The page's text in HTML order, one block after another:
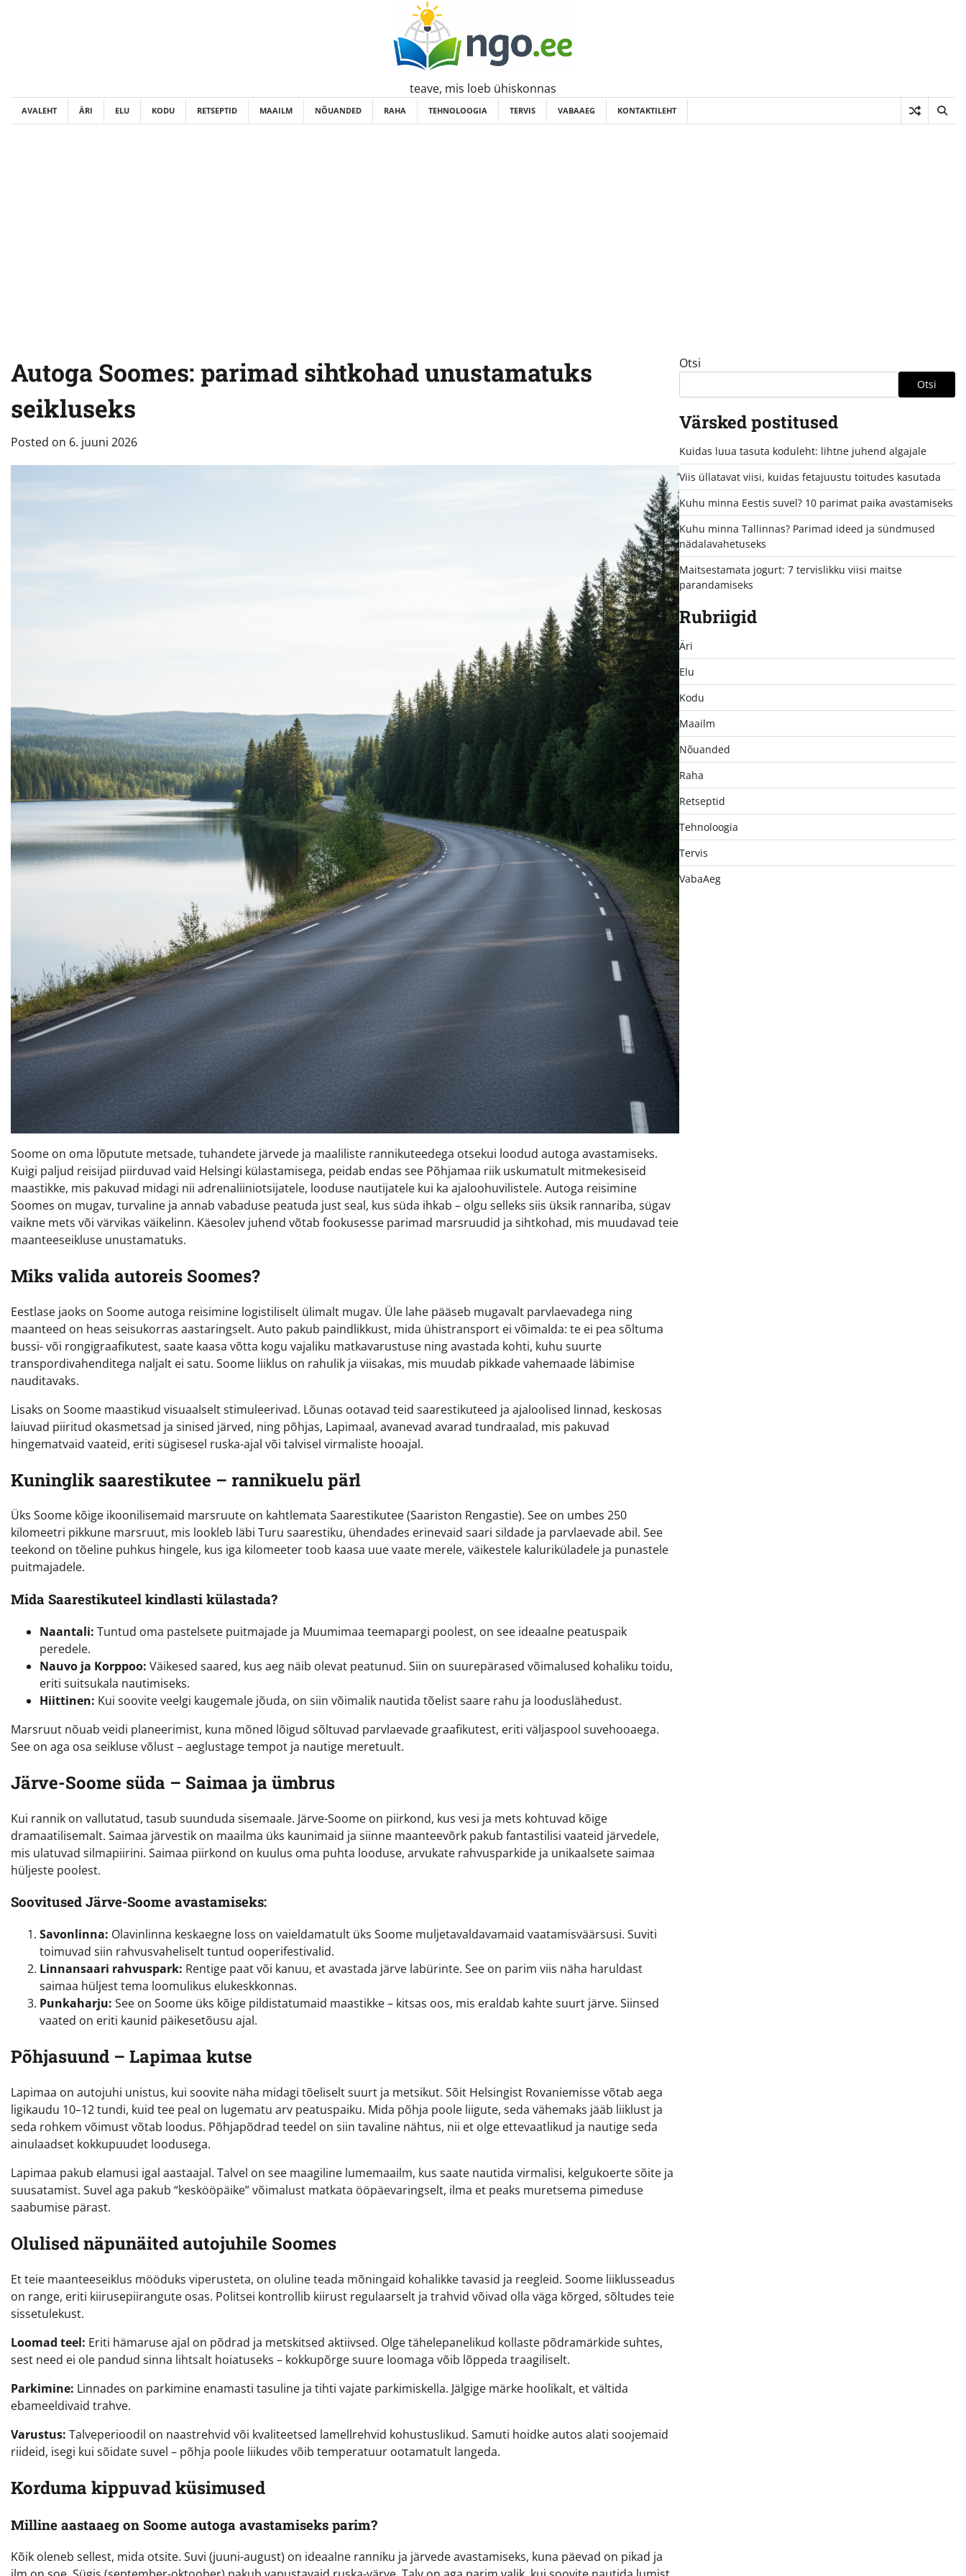
teave, mis loeb ühiskonnas
AVALEHT ÄRI ELU KODU RETSEPTID MAAILM NÕUANDED RAHA TEHNOLOOGIA TERVIS VABAAEG KONTAKTILEHT
Autoga Soomes: parimad sihtkohad unustamatuks
seikluseks
Posted on 6. juuni 2026
Soome on oma lõputute metsade, tuhandete järvede ja maaliliste rannikuteedega otsekui loodud autoga avastamiseks.
Kuigi paljud reisijad piirduvad vaid Helsingi külastamisega, peidab endas see Põhjamaa riik uskumatult mitmekesiseid
maastikke, mis pakuvad midagi nii adrenaliiniotsijatele, looduse nautijatele kui ka ajaloohuvilistele. Autoga reisimine
Soomes on mugav, turvaline ja annab vabaduse peatuda just seal, kus süda ihkab – olgu selleks siis üksik rannariba, sügav
vaikne mets või värvikas väikelinn. Käesolev juhend võtab fookusesse parimad marsruudid ja sihtkohad, mis muudavad teie
maanteeseikluse unustamatuks.
Miks valida autoreis Soomes?
Eestlase jaoks on Soome autoga reisimine logistiliselt ülimalt mugav. Üle lahe pääseb mugavalt parvlaevadega ning
maanteed on heas seisukorras aastaringselt. Auto pakub paindlikkust, mida ühistransport ei võimalda: te ei pea sõltuma
bussi- või rongigraafikutest, saate kaasa võtta kogu vajaliku matkavarustuse ning avastada kohti, kuhu suurte
transpordivahenditega naljalt ei satu. Soome liiklus on rahulik ja viisakas, mis muudab pikkade vahemaade läbimise
nauditavaks.
Lisaks on Soome maastikud visuaalselt stimuleerivad. Lõunas ootavad teid saarestikuteed ja ajaloolised linnad, keskosas
laiuvad piiritud okasmetsad ja sinised järved, ning põhjas, Lapimaal, avanevad avarad tundraalad, mis pakuvad
hingematvaid vaateid, eriti sügisesel ruska-ajal või talvisel virmaliste hooajal.
Kuninglik saarestikutee – rannikuelu pärl
Üks Soome kõige ikoonilisemaid marsruute on kahtlemata Saarestikutee (Saariston Rengastie). See on umbes 250
kilomeetri pikkune marsruut, mis lookleb läbi Turu saarestiku, ühendades erinevaid saari sildade ja parvlaevade abil. See
teekond on tõeline puhkus hingele, kus iga kilomeeter toob kaasa uue vaate merele, väikestele kaluriküladele ja punastele
puitmajadele.
Mida Saarestikuteel kindlasti külastada?
Naantali: Tuntud oma pastelsete puitmajade ja Muumimaa teemapargi poolest, on see ideaalne peatuspaik
peredele.
Nauvo ja Korppoo: Väikesed saared, kus aeg näib olevat peatunud. Siin on suurepärased võimalused kohaliku toidu,
eriti suitsukala nautimiseks.
Hiittinen: Kui soovite veelgi kaugemale jõuda, on siin võimalik nautida tõelist saare rahu ja looduslähedust.
Marsruut nõuab veidi planeerimist, kuna mõned lõigud sõltuvad parvlaevade graafikutest, eriti väljaspool suvehooaega.
See on aga osa seikluse võlust – aeglustage tempot ja nautige meretuult.
Järve-Soome süda – Saimaa ja ümbrus
Kui rannik on vallutatud, tasub suunduda sisemaale. Järve-Soome on piirkond, kus vesi ja mets kohtuvad kõige
dramaatilisemalt. Saimaa järvestik on maailma üks kaunimaid ja siinne maanteevõrk pakub fantastilisi vaateid järvedele,
mis ulatuvad silmapiirini. Saimaa piirkond on kuulus oma puhta looduse, arvukate rahvusparkide ja unikaalsete saimaa
hüljeste poolest.
Soovitused Järve-Soome avastamiseks:
Savonlinna: Olavinlinna keskaegne loss on vaieldamatult üks Soome muljetavaldavamaid vaatamisväärsusi. Suviti
toimuvad siin rahvusvaheliselt tuntud ooperifestivalid.
Linnansaari rahvuspark: Rentige paat või kanuu, et avastada järve labürinte. See on parim viis näha haruldast
saimaa hüljest tema loomulikus elukeskkonnas.
Punkaharju: See on Soome üks kõige pildistatumaid maastikke – kitsas oos, mis eraldab kahte suurt järve. Siinsed
vaated on eriti kaunid päikesetõusu ajal.
Põhjasuund – Lapimaa kutse
Lapimaa on autojuhi unistus, kui soovite näha midagi tõeliselt suurt ja metsikut. Sõit Helsingist Rovaniemisse võtab aega
ligikaudu 10–12 tundi, kuid tee peal on lugematu arv peatuspaiku. Mida põhja poole liigute, seda vähemaks jääb liiklust ja
seda rohkem võimust võtab loodus. Põhjapõdrad teedel on siin tavaline nähtus, nii et olge ettevaatlikud ja nautige seda
ainulaadset kokkupuudet loodusega.
Lapimaa pakub elamusi igal aastaajal. Talvel on see maagiline lumemaailm, kus saate nautida virmalisi, kelgukoerte sõite ja
suusatamist. Suvel aga pakub “keskööpäike” võimalust matkata ööpäevaringselt, ilma et peaks muretsema pimeduse
saabumise pärast.
Olulised näpunäited autojuhile Soomes
Et teie maanteeseiklus mööduks viperusteta, on oluline teada mõningaid kohalikke tavasid ja reegleid. Soome liiklusseadus
on range, eriti kiirusepiirangute osas. Politsei kontrollib kiirust regulaarselt ja trahvid võivad olla väga kõrged, sõltudes teie
sissetulekust.
Loomad teel: Eriti hämaruse ajal on põdrad ja metskitsed aktiivsed. Olge tähelepanelikud kollaste põdramärkide suhtes,
sest need ei ole pandud sinna lihtsalt hoiatuseks – kokkupõrge suure loomaga võib lõppeda traagiliselt.
Parkimine: Linnades on parkimine enamasti tasuline ja tihti vajate parkimiskella. Jälgige märke hoolikalt, et vältida
ebameeldivaid trahve.
Varustus: Talveperioodil on naastrehvid või kvaliteetsed lamellrehvid kohustuslikud. Samuti hoidke autos alati soojemaid
riideid, isegi kui sõidate suvel – põhja poole liikudes võib temperatuur ootamatult langeda.
Korduma kippuvad küsimused
Milline aastaaeg on Soome autoga avastamiseks parim?
Kõik oleneb sellest, mida otsite. Suvi (juuni-august) on ideaalne ranniku ja järvede avastamiseks, kuna päevad on pikad ja
Otsi
Otsi
Värsked postitused
Kuidas luua tasuta koduleht: lihtne juhend algajale
Viis üllatavat viisi, kuidas fetajuustu toitudes kasutada
Kuhu minna Eestis suvel? 10 parimat paika avastamiseks
Kuhu minna Tallinnas? Parimad ideed ja sündmused
nädalavahetuseks
Maitsestamata jogurt: 7 tervislikku viisi maitse
parandamiseks
Rubriigid
Äri
Elu
Kodu
Maailm
Nõuanded
Raha
Retseptid
Tehnoloogia
Tervis
VabaAeg